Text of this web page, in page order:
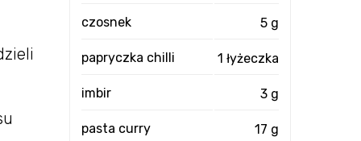
czosnek 5 g
papryczka chilli 1 łyżeczka
imbir 3 g
pasta curry 17 g